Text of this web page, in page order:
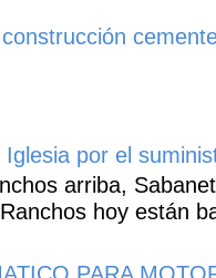
por el
arriba,
hoy están